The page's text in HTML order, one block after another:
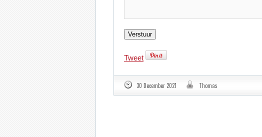
Tweet
30 December 2021 Thomas